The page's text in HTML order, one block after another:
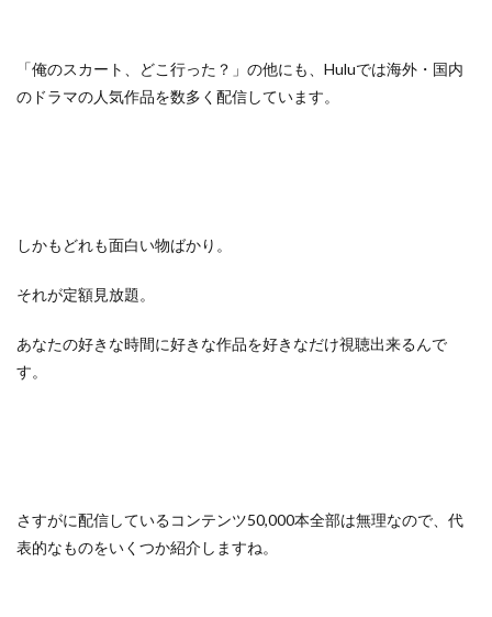
「俺のスカート、どこ行った？」の他にも、Huluでは海外・国内
のドラマの人気作品を数多く配信しています。
しかもどれも面白い物ばかり。
それが定額見放題。
あなたの好きな時間に好きな作品を好きなだけ視聴出来るんで
す。
さすがに配信しているコンテンツ50,000本全部は無理なので、代
表的なものをいくつか紹介しますね。